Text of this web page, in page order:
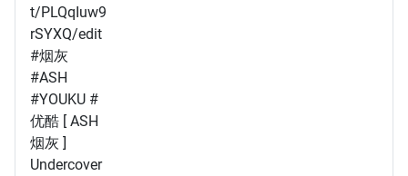
t/PLQqIuw9
rSYXQ/edit
#烟灰
#ASH
#YOUKU #
优酷 [ ASH
烟灰 ]
Undercover